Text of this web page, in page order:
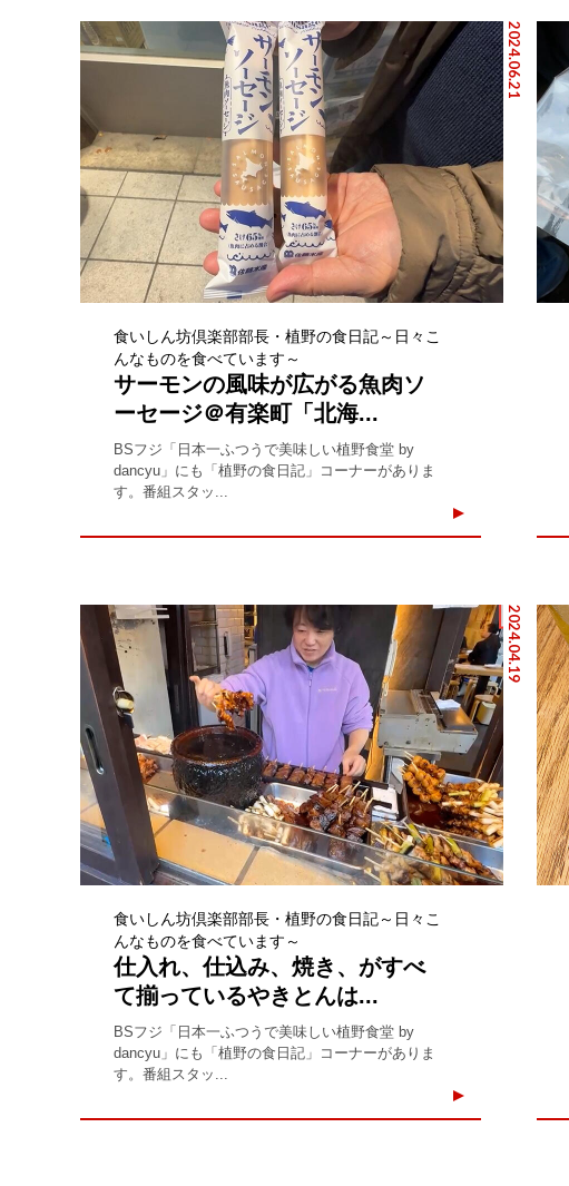
2024.06.21
食いしん坊倶楽部部長・植野の食日記～日々こ
んなものを食べています～
サーモンの風味が広がる魚肉ソ
ーセージ＠有楽町「北海...
BSフジ「日本一ふつうで美味しい植野食堂 by
dancyu」にも「植野の食日記」コーナーがありま
す。番組スタッ...
2024.04.19
食いしん坊倶楽部部長・植野の食日記～日々こ
んなものを食べています～
仕入れ、仕込み、焼き、がすべ
て揃っているやきとんは...
BSフジ「日本一ふつうで美味しい植野食堂 by
dancyu」にも「植野の食日記」コーナーがありま
す。番組スタッ...